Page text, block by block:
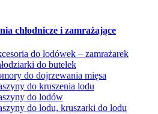
chłodnicze i zamrażające
do lodówek – zamrażarek
do butelek
do dojrzewania mięsa
do kruszenia lodu
do lodów
do lodu, kruszarki do lodu